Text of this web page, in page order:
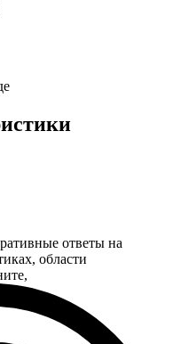
ответы на
области